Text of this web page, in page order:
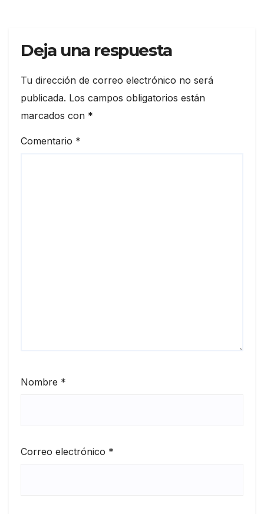
Deja una respuesta
Tu dirección de correo electrónico no será
publicada. Los campos obligatorios están
marcados con *
Comentario *
Nombre *
Correo electrónico *